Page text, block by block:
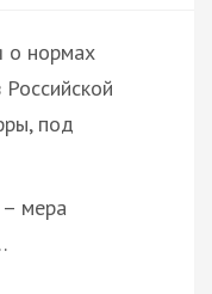
о нормах
под
мера